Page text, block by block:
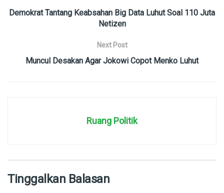
Demokrat Tantang Keabsahan Big Data Luhut Soal 110 Juta
Netizen
Next Post
Muncul Desakan Agar Jokowi Copot Menko Luhut
Ruang Politik
Tinggalkan Balasan